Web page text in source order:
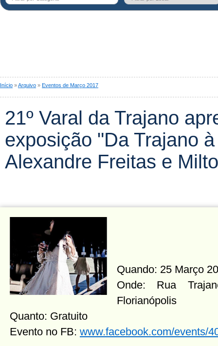
Início »Arquivo » Eventos de Março 2017
21º Varal da Trajano
exposição "Da Trajano
Alexandre Freitas e
Quando: 25 Março
Onde: Rua
Florianópolis
Quanto: Gratuito
Evento no FB: www.facebook.com/events/